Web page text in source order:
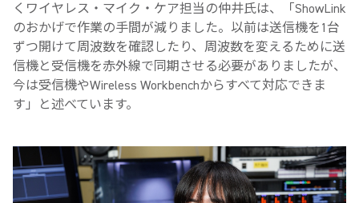
くワイヤレス・マイク・ケア担当の仲井氏は、「ShowLink
のおかげで作業の手間が減りました。以前は送信機を1台
ずつ開けて周波数を確認したり、周波数を変えるために送
信機と受信機を赤外線で同期させる必要がありましたが、
今は受信機やWireless Workbenchからすべて対応できま
す」と述べています。